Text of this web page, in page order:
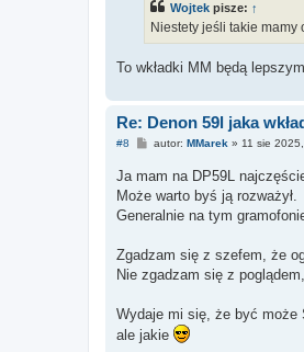
Wojtek pisze: ↑
Niestety jeśli takie
To wkładki MM będą
Re: Denon 59l jaka
#8
P
t
autor: MMarek » 11 sie
Ja mam na DP59L
Może warto byś ją rozważył.
Generalnie na tym
Zgadzam się z szefem, że
Nie zgadzam się z
Wydaje mi się, że być może
ale jakie